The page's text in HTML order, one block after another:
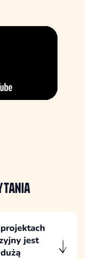
jest